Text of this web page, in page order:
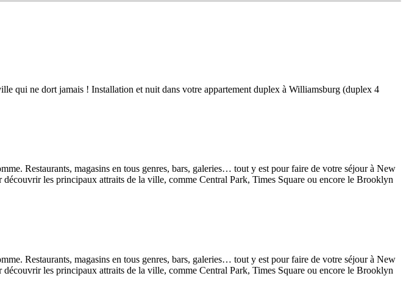
qui ne dort jamais ! Installation et nuit dans votre appartement duplex à Williamsburg (duplex 4
Restaurants, magasins en tous genres, bars, galeries… tout y est pour faire de votre séjour à New
les principaux attraits de la ville, comme Central Park, Times Square ou encore le Brooklyn
Restaurants, magasins en tous genres, bars, galeries… tout y est pour faire de votre séjour à New
les principaux attraits de la ville, comme Central Park, Times Square ou encore le Brooklyn